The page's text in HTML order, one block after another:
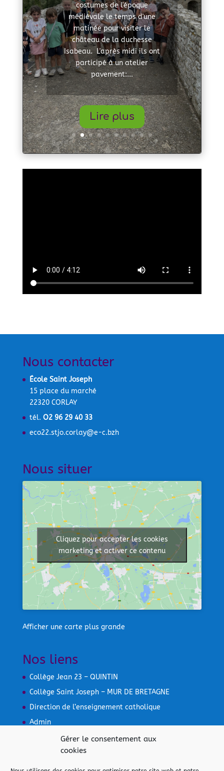
Gérer le consentement aux
cookies
costumes de l'époque
médiévale le temps d'une
matinée pour visiter le
château de la duchesse
Isabeau. L'après midi ils ont
participé à un atelier
pavement:...
Lire plus
Nous contacter
École Saint Joseph
15 place du marché
22320 CORLAY
tél. O2 96 29 40 33
eco22.stjo.corlay@e-c.bzh
Nous situer
Cliquez pour accepter les cookies
marketing et activer ce contenu
Afficher une carte plus grande
Nos liens
Collège Jean 23 – QUINTIN
Collège Saint Joseph – MUR DE BRETAGNE
Direction de l’enseignement catholique
Admin
Mentions légales